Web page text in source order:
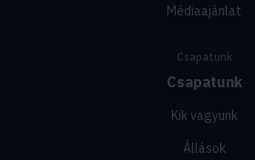
Médiaajánlat
Csapatunk
Csapatunk
Kik vagyunk
Állások